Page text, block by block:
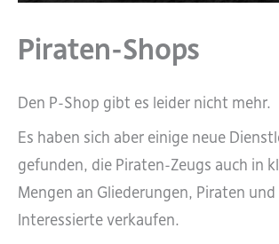
Piraten-Shops
Den P-Shop gibt es leider nicht mehr.
Es haben sich aber einige neue
gefunden, die Piraten-Zeugs auch in
Mengen an Gliederungen, Piraten
Interessierte verkaufen.